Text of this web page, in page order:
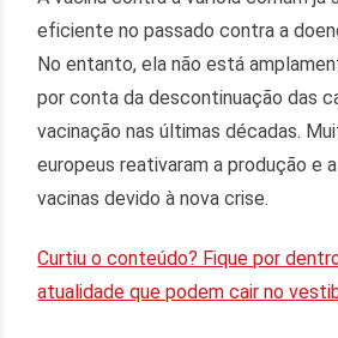
eficiente no passado contra a
No entanto, ela não está
por conta da descontinuação das
vacinação nas últimas décadas.
europeus reativaram a produção e
vacinas devido à nova crise.
Curtiu o conteúdo? Fique por
atualidade que podem cair no